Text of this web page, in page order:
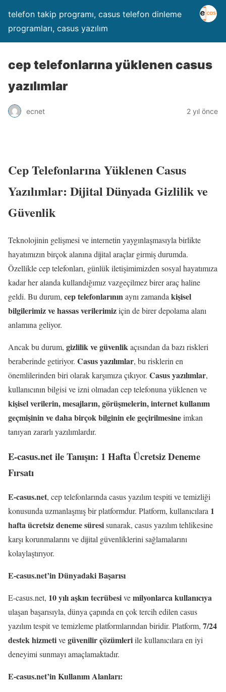
telefon takip programı, casus telefon dinleme
programları, casus yazılım
cep telefonlarına yüklenen casus
yazılımlar
ecnet 2 yıl önce
Cep Telefonlarına Yüklenen Casus
Yazılımlar: Dijital Dünyada Gizlilik ve
Güvenlik
Teknolojinin gelişmesi ve internetin yaygınlaşmasıyla birlikte
hayatımızın birçok alanına dijital araçlar girmiş durumda.
Özellikle cep telefonları, günlük iletişimimizden sosyal hayatımıza
kadar her alanda kullandığımız vazgeçilmez birer araç haline
geldi. Bu durum, cep telefonlarınınaynı zamanda kişisel
bilgilerimiz ve hassas verilerimiziçin de birer depolama alanı
anlamına geliyor.
Ancak bu durum, gizlilik ve güvenlikaçısından da bazı riskleri
beraberinde getiriyor. Casus yazılımlar, bu risklerin en
önemlilerinden biri olarak karşımıza çıkıyor. Casus yazılımlar,
kullanıcının bilgisi ve izni olmadan cep telefonuna yüklenen ve
kişisel verilerin, mesajların, görüşmelerin, internet kullanım
geçmişinin ve daha birçok bilginin ele geçirilmesineimkan
tanıyan zararlı yazılımlardır.
E-casus.net ile Tanışın: 1 Hafta Ücretsiz Deneme
Fırsatı
E-casus.net, cep telefonlarında casus yazılım tespiti ve temizliği
konusunda uzmanlaşmış bir platformdur. Platform, kullanıcılara 1
hafta ücretsiz deneme süresisunarak, casus yazılım tehlikesine
karşı korunmalarını ve dijital güvenliklerini sağlamalarını
kolaylaştırıyor.
E-casus.net’in Dünyadaki Başarısı
E-casus.net, 10 yılı aşkın tecrübesivemilyonlarca kullanıcıya
ulaşan başarısıyla, dünya çapında en çok tercih edilen casus
yazılım tespit ve temizleme platformlarından biridir. Platform, 7/24
destek hizmetivegüvenilir çözümleriile kullanıcılara en iyi
deneyimi sunmayı amaçlamaktadır.
E-casus.net’in Kullanım Alanları: